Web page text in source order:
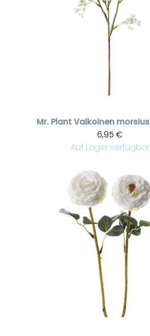
Mr. Plant
6,95 €
Auf Lager verfügbar